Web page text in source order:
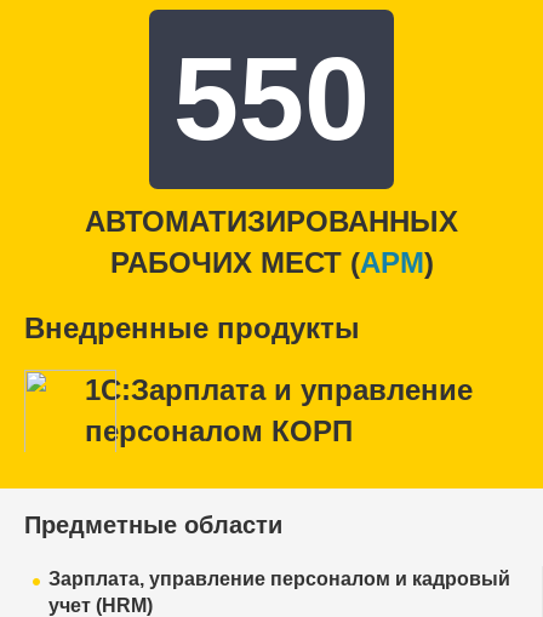
550
АВТОМАТИЗИРОВАННЫХ
РАБОЧИХ МЕСТ (APM)
Внедренные продукты
1С:Зарплата и управление
персоналом КОРП
Предметные области
Зарплата, управление персоналом и кадровый
учет (HRM)